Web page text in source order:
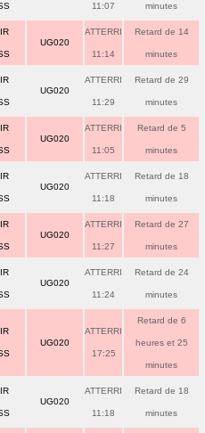
11:07 minutes
UG020
ATTERRI
11:14
Retard de 14
minutes
UG020
ATTERRI
11:29
Retard de 29
minutes
UG020
ATTERRI
11:05
Retard de 5
minutes
UG020
ATTERRI
11:18
Retard de 18
minutes
UG020
ATTERRI
11:27
Retard de 27
minutes
UG020
ATTERRI
11:24
Retard de 24
minutes
UG020
ATTERRI
17:25
Retard de 6
heures et 25
minutes
UG020
ATTERRI
11:18
Retard de 18
minutes